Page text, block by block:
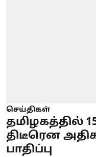
செய்திகள்
தமிழகத்தில்
திடீரென
பாதிப்பு